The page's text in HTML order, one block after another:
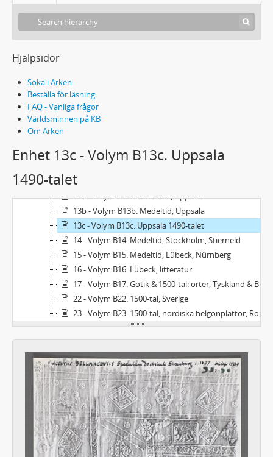
Hjälpsidor
Söka i Arken
Beställa för läsning
FAQ - Vanliga frågor
Världsminnen på KB
Om Arken
Enhet 13c - Volym B13c. Uppsala
1490-talet
3 - Bokbandsstilar, urval
4 - Volym B4. Stämpelflora
6 - Volym B6. Medeltid, klenod, romaneska lädersnitt, odekor
8 - Volym B8. Medeltiden, Sverige, blindpressade avrivningar
9 - Volym B9. Medeltid, gotiska stämplar, systematiskt
10 - Volym B10. Medeltid, Vadstena
13a - Volym B13a. Medeltid, Uppsala
13b - Volym B13b. Medeltid, Uppsala
13c - Volym B13c. Uppsala 1490-talet
14 - Volym B14. Medeltid, Stockholm, Stierneld
15 - Volym B15. Medeltid, Lübeck, Nürnberg
16 - Volym B16. Lübeck, litteratur
17 - Volym B17. Gotik & 1500-tal: orter, Tyskland & Buda, Olmütz
22 - Volym B22. 1500-tal, Sverige
23 - Volym B23. 1500-tal, nordiska helgonplattor, Rostock, Wittenberg, senare plattor, Johan III